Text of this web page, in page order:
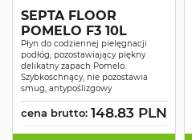
SEPTA FLOOR
POMELO F3 10L
Płyn do codziennej pielęgnacji
podłóg, pozostawiający piękny
delikatny zapach Pomelo.
Szybkoschnący, nie pozostawia
smug, antypoślizgowy
cena brutto: 148.83 PLN